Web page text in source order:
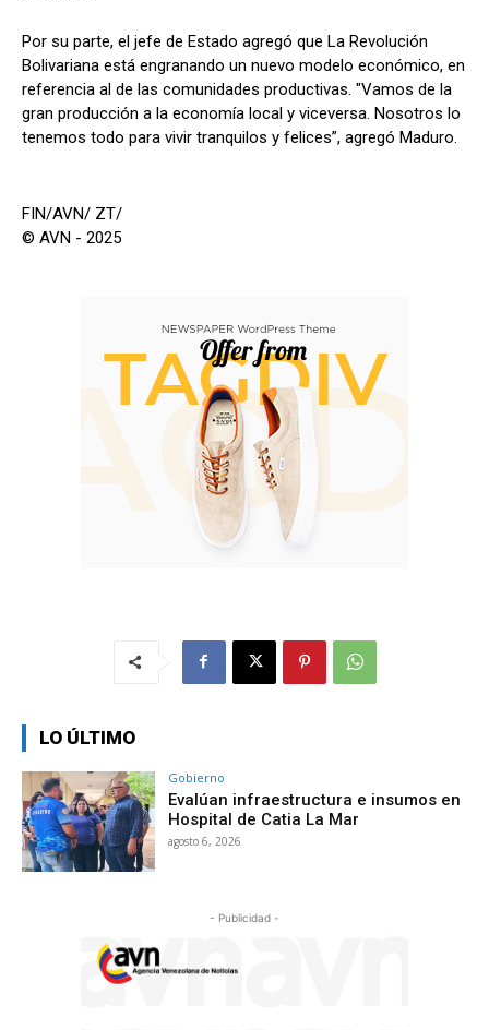
Por su parte, el jefe de Estado agregó que La Revolución
Bolivariana está engranando un nuevo modelo económico, en
referencia al de las comunidades productivas. "Vamos de la
gran producción a la economía local y viceversa. Nosotros lo
tenemos todo para vivir tranquilos y felices”, agregó Maduro.
FIN/AVN/ ZT/
© AVN - 2025
LO ÚLTIMO
Gobierno
Evalúan infraestructura e insumos en
Hospital de Catia La Mar
agosto 6, 2026
- Publicidad -